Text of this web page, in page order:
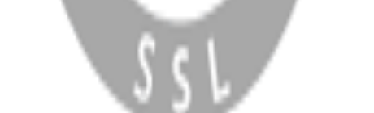
Facebook Instagram YouTube